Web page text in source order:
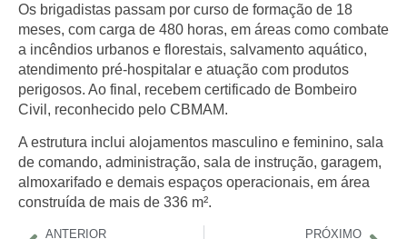
Os brigadistas passam por curso de formação de 18
meses, com carga de 480 horas, em áreas como combate
a incêndios urbanos e florestais, salvamento aquático,
atendimento pré‑hospitalar e atuação com produtos
perigosos. Ao final, recebem certificado de Bombeiro
Civil , reconhecido pelo CBMAM.
A estrutura inclui alojamentos masculino e feminino, sala
de comando, administração, sala de instrução, garagem,
almoxarifado e demais espaços operacionais, em área
construída de mais de 336 m².
ANTERIOR PRÓXIMO